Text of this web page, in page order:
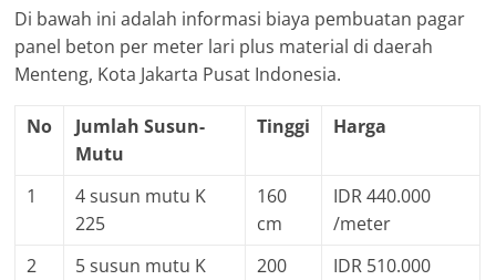
Di bawah ini adalah informasi biaya pembuatan pagar
panel beton per meter lari plus material di daerah
Menteng, Kota Jakarta Pusat Indonesia.
No
Jumlah Susun-
Mutu
Tinggi Harga
1
4 susun mutu K
225
160
cm
IDR 440.000
/meter
2
5 susun mutu K
200
IDR 510.000